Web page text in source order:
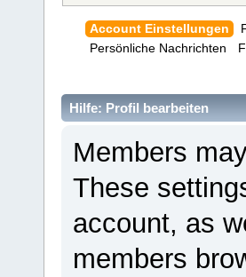
Account Einstellungen
Persönliche Nachrichten
Hilfe: Profil bearbeiten
Members
These
account, as
members